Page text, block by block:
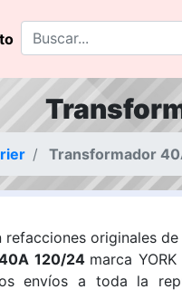
Transformador
originales
120/24 marca
envíos a toda la